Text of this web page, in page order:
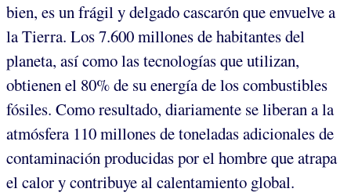
bien, es un frágil y delgado cascarón que envuelve a
la Tierra. Los 7.600 millones de habitantes del
planeta, así como las tecnologías que utilizan,
obtienen el 80% de su energía de los combustibles
fósiles. Como resultado, diariamente se liberan a la
atmósfera 110 millones de toneladas adicionales de
contaminación producidas por el hombre que atrapa
el calor y contribuye al calentamiento global.